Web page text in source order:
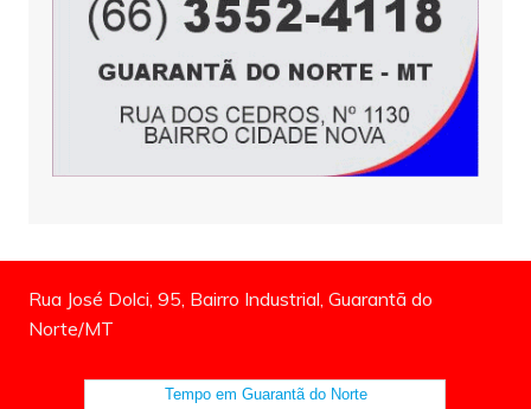
Rua José Dolci, 95, Bairro Industrial, Guarantã do
Norte/MT